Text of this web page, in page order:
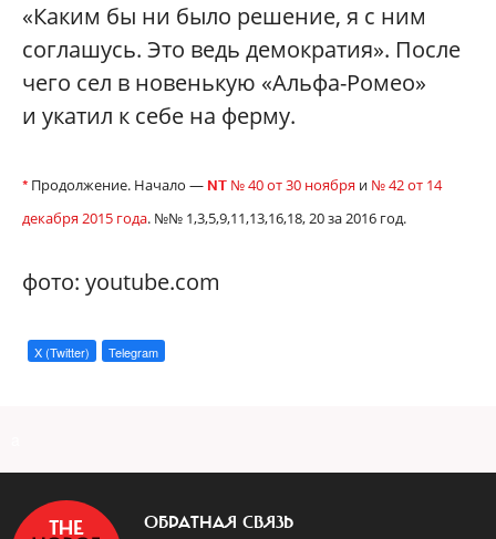
«Каким бы ни было решение, я с ним
соглашусь. Это ведь демократия». После
чего сел в новенькую «Альфа-Ромео»
и укатил к себе на ферму.
* Продолжение. Начало — NT № 40 от 30 ноября и № 42 от 14
декабря 2015 года. №№ 1,3,5,9,11,13,16,18, 20 за 2016 год.
фото: youtube.com
X (Twitter) Telegram
ОБРАТНАЯ СВЯЗЬ